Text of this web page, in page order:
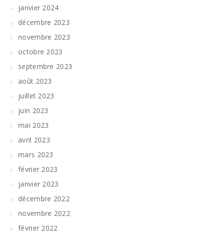
janvier 2024
décembre 2023
novembre 2023
octobre 2023
septembre 2023
août 2023
juillet 2023
juin 2023
mai 2023
avril 2023
mars 2023
février 2023
janvier 2023
décembre 2022
novembre 2022
février 2022